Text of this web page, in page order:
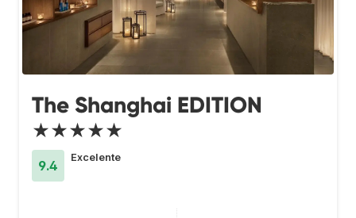
The Shanghai EDITION
★★★★★
9.4
Excelente